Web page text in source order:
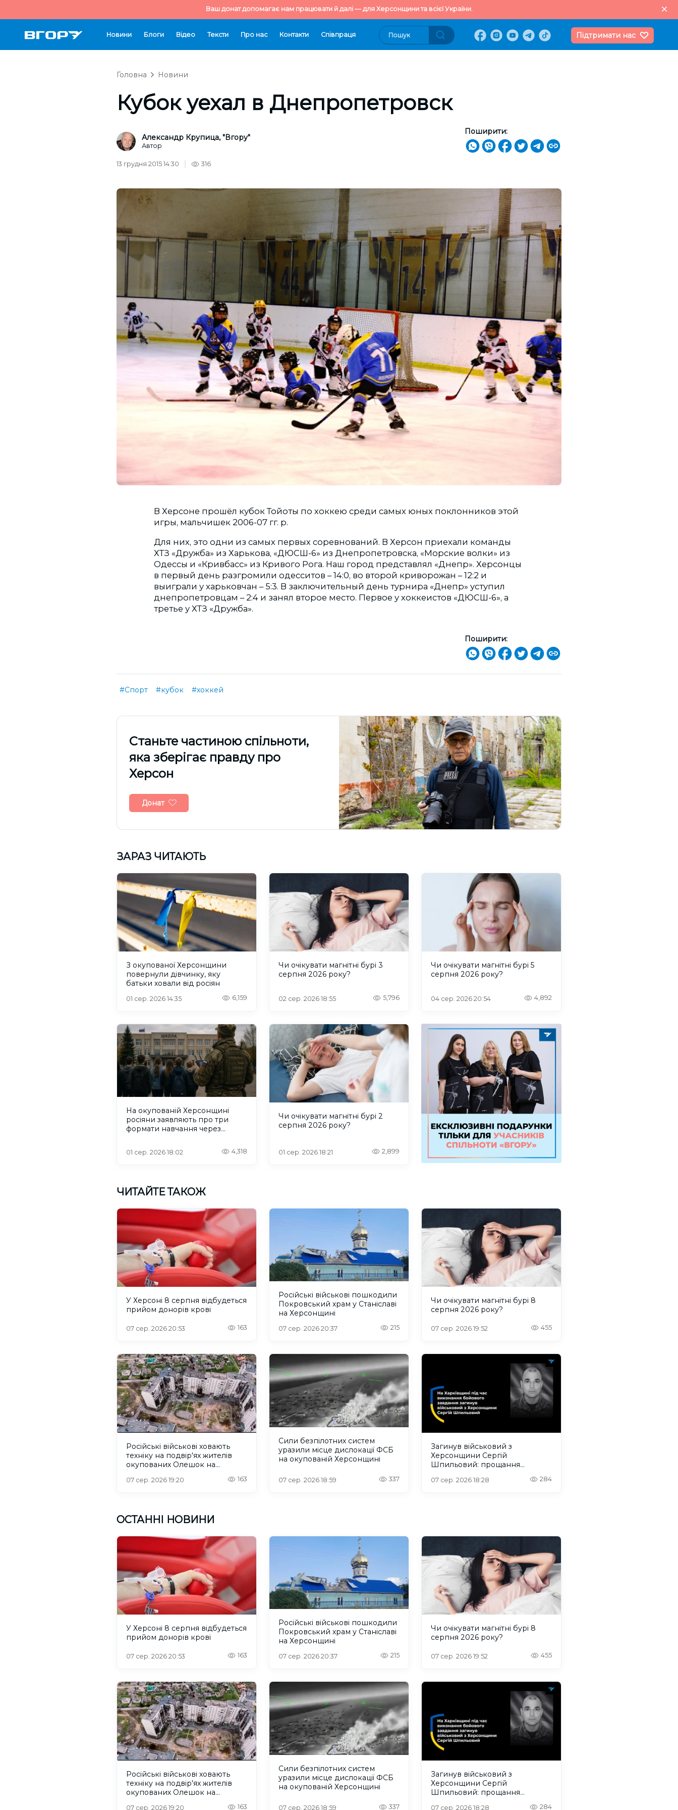
Ваш донат допомагає нам працювати й далі — для Херсонщини та всієї України.
Новини Блоги Відео Тексти Про нас Контакти Cпівпраця Підтримати нас
Головна Новини
Кубок уехал в Днепропетровск
Александр Крупица, "Вгору"
Автор
Поширити:
13 грудня 2015 14:30 316
В Херсоне прошёл кубок Тойоты по хоккею среди самых юных поклонников этой
игры, мальчишек 2006-07 гг. р.
Для них, это одни из самых первых соревнований. В Херсон приехали команды
ХТЗ «Дружба» из Харькова, «ДЮСШ-6» из Днепропетровска, «Морские волки» из
Одессы и «Кривбасс» из Кривого Рога. Наш город представлял «Днепр». Херсонцы
в первый день разгромили одесситов – 14:0, во второй криворожан – 12:2 и
выиграли у харьковчан – 5:3. В заключительный день турнира «Днепр» уступил
днепропетровцам – 2:4 и занял второе место. Первое у хоккеистов «ДЮСШ-6», а
третье у ХТЗ «Дружба».
Поширити:
#Спорт #кубок #хоккей
Cтаньте частиною спільноти,
яка зберігає правду про
Херсон
Донат
ЗАРАЗ ЧИТАЮТЬ
З окупованої Херсонщини
повернули дівчинку, яку
батьки ховали від росіян
01 сер. 2026 14:35 6,159
Чи очікувати магнітні бурі 3
серпня 2026 року?
02 сер. 2026 18:55 5,796
Чи очікувати магнітні бурі 5
серпня 2026 року?
04 сер. 2026 20:54 4,892
На окупованій Херсонщині
росіяни заявляють про три
формати навчання через
01 сер. 2026 18:02 4,318
Чи очікувати магнітні бурі 2
серпня 2026 року?
01 сер. 2026 18:21 2,899
ЧИТАЙТЕ ТАКОЖ
У Херсоні 8 серпня відбудеться
прийом донорів крові
07 сер. 2026 20:53 163
Російські військові пошкодили
Покровський храм у Станіславі
на Херсонщині
07 сер. 2026 20:37 215
Чи очікувати магнітні бурі 8
серпня 2026 року?
07 сер. 2026 19:52 455
Російські військові ховають
техніку на подвір'ях жителів
окупованих Олешок на
07 сер. 2026 19:20 163
Сили безпілотних систем
уразили місце дислокації ФСБ
на окупованій Херсонщині
07 сер. 2026 18:59 337
Загинув військовий з
Херсонщини Сергій
Шпильовий: прощання
07 сер. 2026 18:28 284
ОСТАННІ НОВИНИ
У Херсоні 8 серпня відбудеться
прийом донорів крові
07 сер. 2026 20:53 163
Російські військові пошкодили
Покровський храм у Станіславі
на Херсонщині
07 сер. 2026 20:37 215
Чи очікувати магнітні бурі 8
серпня 2026 року?
07 сер. 2026 19:52 455
Російські військові ховають
техніку на подвір'ях жителів
окупованих Олешок на
07 сер. 2026 19:20 163
Сили безпілотних систем
уразили місце дислокації ФСБ
на окупованій Херсонщині
07 сер. 2026 18:59 337
Загинув військовий з
Херсонщини Сергій
Шпильовий: прощання
07 сер. 2026 18:28 284